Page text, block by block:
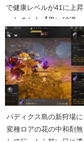
で健康レベルが41に上昇
しました【黒い砂漠
Part2576】
パディクス島の新狩場に
変種ロアの花の中和剤無